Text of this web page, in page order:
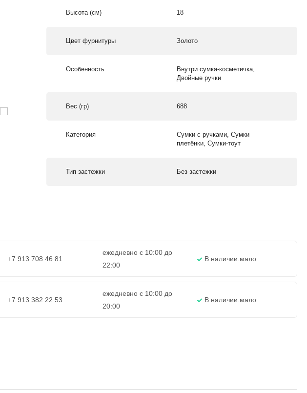
Высота (см) 18
Цвет фурнитуры Золото
Особенность
Внутри сумка-косметичка,
Двойные ручки
Вес (гр) 688
Категория
Сумки с ручками, Сумки-
плетёнки, Сумки-тоут
Тип застежки Без застежки
+7 913 708 46 81
ежедневно с 10:00 до
22:00
В наличии:мало
+7 913 382 22 53
ежедневно с 10:00 до
20:00
В наличии:мало